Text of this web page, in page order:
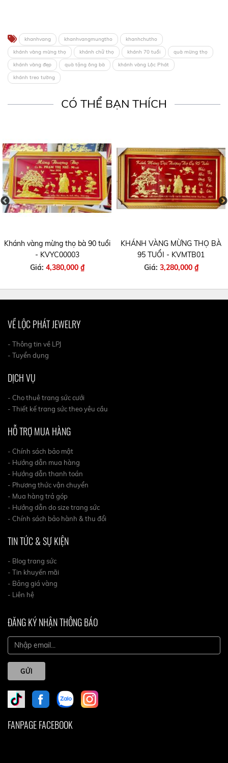
khanhvang khanhvangmungtho
khanhchutho
khánh vàng mừng thọ
khánh chữ thọ khánh 70 tuổi
quà mừng thọ
khánh vàng đẹp
quà tặng ông bà
khánh vàng Lộc Phát
khánh treo tường
CÓ THỂ BẠN THÍCH
Khánh vàng mừng thọ bà 90 tuổi
- KVYC00003
Giá: 4,380,000 ₫
KHÁNH VÀNG MỪNG THỌ BÀ
95 TUỔI - KVMTB01
Giá: 3,280,000 ₫
VỀ LỘC PHÁT JEWELRY
- Thông tin về LPJ
- Tuyển dụng
DỊCH VỤ
- Cho thuê trang sức cưới
- Thiết kế trang sức theo yêu cầu
HỖ TRỢ MUA HÀNG
- Chính sách bảo mật
- Hướng dẫn mua hàng
- Hướng dẫn thanh toán
- Phương thức vận chuyển
- Mua hàng trả góp
- Hướng dẫn do size trang sức
- Chính sách bảo hành & thu đổi
TIN TỨC & SỰ KIỆN
- Blog trang sức
- Tin khuyến mãi
- Bảng giá vàng
- Liên hệ
ĐĂNG KÝ NHẬN THÔNG BÁO
GỬI
FANPAGE FACEBOOK